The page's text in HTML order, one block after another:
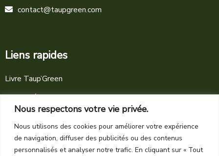
Nous respectons votre vie privée.
Nous utilisons des cookies pour améliorer votre expérience
de navigation, diffuser des publicités ou des contenus
personnalisés et analyser notre trafic. En cliquant sur « Tout
contact@taupgreen.com
Liens rapides
Livre Taup’Green
Actualités
Mentions légales
Conditions générales